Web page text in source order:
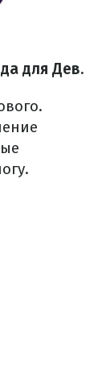
для Дев.